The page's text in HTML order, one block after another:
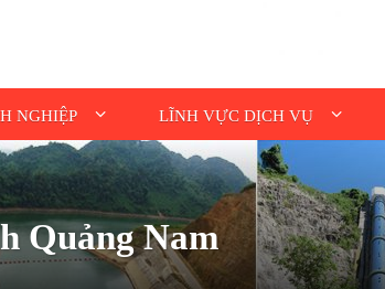
NGHIỆP LĨNH VỰC DỊCH VỤ
Quảng Nam